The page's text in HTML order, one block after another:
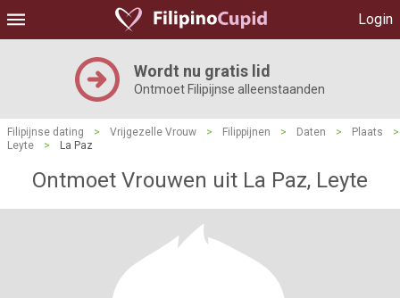
Login
Wordt nu gratis lid
Ontmoet Filipijnse alleenstaanden
Filipijnse dating > Vrijgezelle Vrouw > Filippijnen > Daten > Plaats
>
Leyte
> La Paz
Ontmoet Vrouwen uit La Paz, Leyte